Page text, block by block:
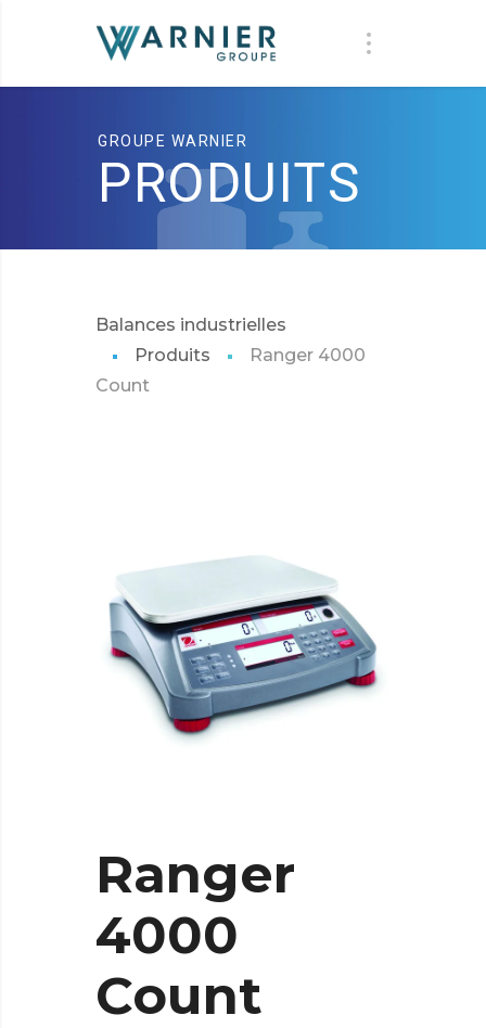
GROUPE WARNIER
PRODUITS
Balances industrielles
Produits
Ranger 4000
Count
Ranger
4000
Count